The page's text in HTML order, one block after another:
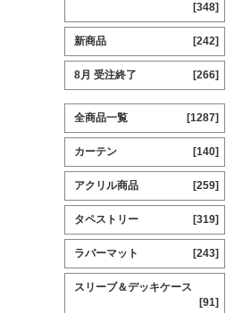
[348]
新商品 [242]
8月 受注終了 [266]
全商品一覧 [1287]
カーテン [140]
アクリル商品 [259]
タペストリー [319]
ラバーマット [243]
スリーブ＆デッキケース
[91]